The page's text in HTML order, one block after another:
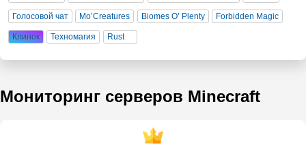
Голосовой чат Mo’Creatures Biomes O’ Plenty Forbidden Magic
Клинок Техномагия Rust
Мониторинг серверов Minecraft